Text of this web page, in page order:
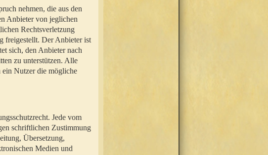
nehmen, die aus den
Anbieter von jeglichen
Rechtsverletzung
freigestellt. Der Anbieter ist
sich, den Anbieter nach
zu unterstützen. Alle
ein Nutzer die mögliche
Jede vom
schriftlichen Zustimmung
Übersetzung,
Medien und